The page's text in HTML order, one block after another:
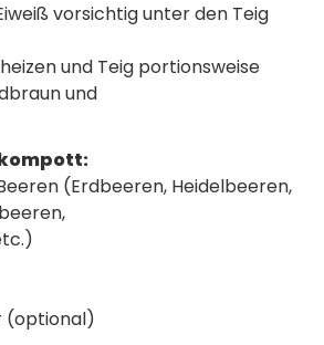
vorsichtig unter den Teig
und Teig portionsweise
und
(Erdbeeren, Heidelbeeren,
(optional)